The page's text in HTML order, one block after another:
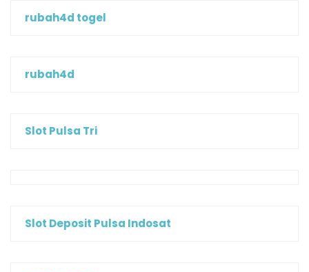
rubah4d togel
rubah4d
Slot Pulsa Tri
Slot Deposit Pulsa Indosat